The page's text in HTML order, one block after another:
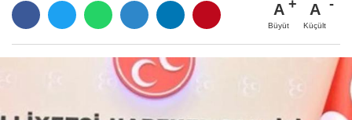
A
Büyüt
A
Küçült